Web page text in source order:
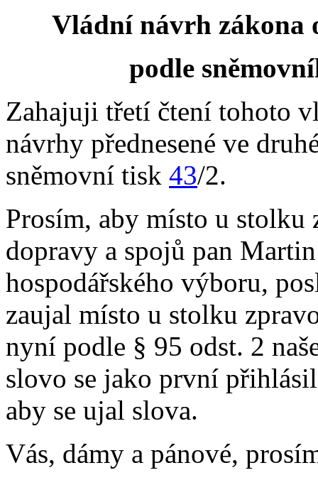
Vládní návrh zákona
podle
Zahajuji třetí čtení tohoto
návrhy přednesené ve
sněmovní tisk 43/2.
Prosím, aby místo u
dopravy a spojů pan
hospodářského výboru,
zaujal místo u stolku
nyní podle § 95 odst. 2
slovo se jako první
aby se ujal slova.
Vás, dámy a pánové,